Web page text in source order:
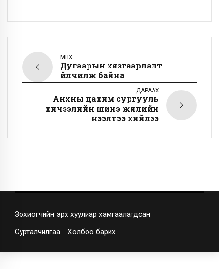
ӨМНӨХ
Дугаарын хязгаарлалт
үйлчилж байна
ДАРААХ
Анхны цахим сургууль
хичээлийн шинэ жилийн
нээлтээ хийлээ
Зохиогчийн эрх хуулиар хамгаалагдсан
Сурталчилгаа Холбоо барих